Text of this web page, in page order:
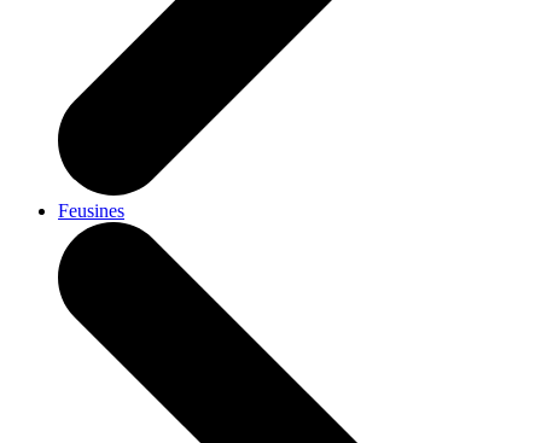
Feusines